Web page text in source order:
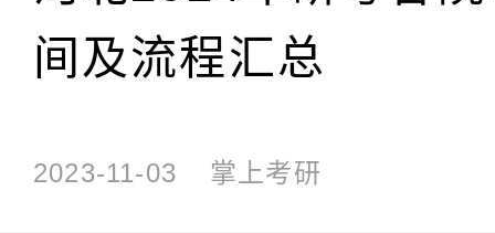
间及流程汇总
2023-11-03 掌上考研